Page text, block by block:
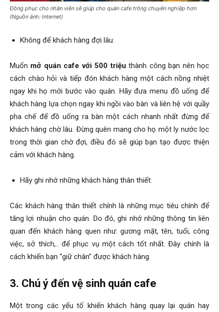
Đồng phục cho nhân viên sẽ giúp cho quán cafe trông chuyên nghiệp hơn
(Nguồn ảnh: Internet)
Không để khách hàng đợi lâu:
Muốn mở quán cafe với 500 triệu thành công bạn nên học
cách chào hỏi và tiếp đón khách hàng một cách nồng nhiệt
ngay khi họ mới bước vào quán. Hãy đưa menu đồ uống để
khách hàng lựa chọn ngay khi ngồi vào bàn và liên hệ với quầy
pha chế để đồ uống ra bàn một cách nhanh nhất đừng để
khách hàng chờ lâu. Đừng quên mang cho họ một ly nước lọc
trong thời gian chờ đợi, điều đó sẽ giúp bạn tạo được thiện
cảm với khách hàng.
Hãy ghi nhớ những khách hàng thân thiết:
Các khách hàng thân thiết chính là những mục tiêu chính để
tăng lợi nhuận cho quán. Do đó, ghi nhớ những thông tin liên
quan đến khách hàng quen như: gương mặt, tên, tuổi, công
việc, sở thích,.. để phục vụ một cách tốt nhất. Đây chính là
cách khiến bạn “giữ chân” được khách hàng.
3. Chú ý đến vệ sinh quán cafe
Một trong các yếu tố khiến khách hàng quay lại quán hay